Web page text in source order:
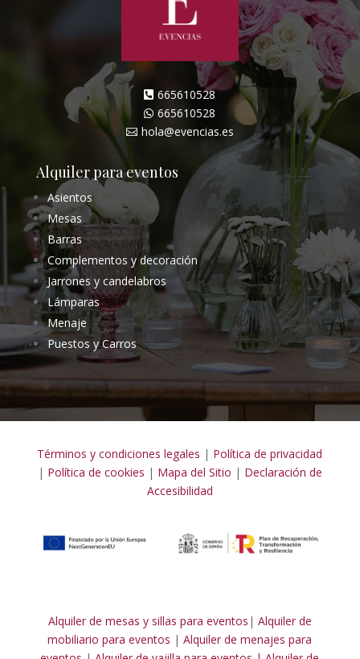
 665610528
 665610528
 hola@evencias.es
Alquiler para eventos
Asientos
Mesas
Barras
Complementos y decoración
Jarrones y candelabros
Lámparas
Menaje
Puestos y Carros
Términos y condiciones legales | Política de privacidad
| Política de cookies | Mapa del Sitio | Declaración de
Accesibilidad
Alquiler de mesas y sillas para eventos | Alquiler de
mobiliario para eventos | Alquiler de menajes para